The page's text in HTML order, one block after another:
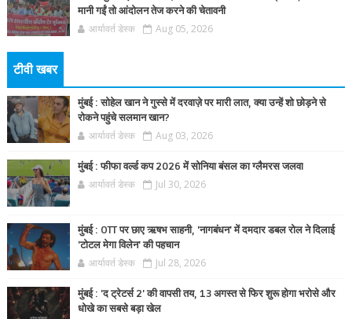
मानी गईं तो आंदोलन तेज करने की चेतावनी
आर्यावर्त डेस्क Aug 05, 2026
टीवी खबर
मुंबई : सोहेल खान ने गुस्से में दरवाज़े पर मारी लात, क्या उन्हें शो छोड़ने से
रोकने पहुंचे सलमान खान?
आर्यावर्त डेस्क Aug 03, 2026
मुंबई : फीफा वर्ल्ड कप 2026 में सोनिया बंसल का ग्लैमरस जलवा
आर्यावर्त डेस्क Jul 30, 2026
मुंबई : OTT पर छाए ऋषभ साहनी, 'नागबंधन' में दमदार डबल रोल ने दिलाई
'टोटल मेगा विलेन' की पहचान
आर्यावर्त डेस्क Jul 28, 2026
मुंबई : 'द ट्रेटर्स 2' की वापसी तय, 13 अगस्त से फिर शुरू होगा भरोसे और
धोखे का सबसे बड़ा खेल